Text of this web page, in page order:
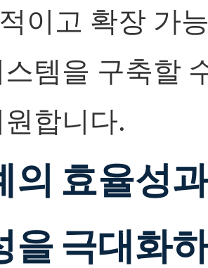
이고 확장 가
템을 구축할
합니다.
의 효율성
을 극대화